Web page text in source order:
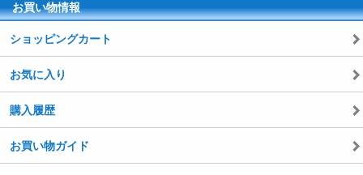
お買い物情報
ショッピングカート
お気に入り
購入履歴
お買い物ガイド